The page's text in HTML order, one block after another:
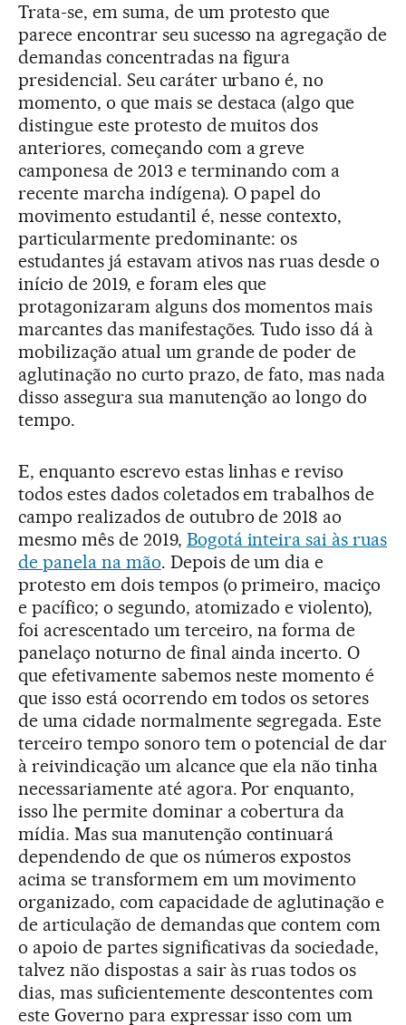
Trata-se, em suma, de um protesto que
parece encontrar seu sucesso na agregação de
demandas concentradas na figura
presidencial. Seu caráter urbano é, no
momento, o que mais se destaca (algo que
distingue este protesto de muitos dos
anteriores, começando com a greve
camponesa de 2013 e terminando com a
recente marcha indígena). O papel do
movimento estudantil é, nesse contexto,
particularmente predominante: os
estudantes já estavam ativos nas ruas desde o
início de 2019, e foram eles que
protagonizaram alguns dos momentos mais
marcantes das manifestações. Tudo isso dá à
mobilização atual um grande de poder de
aglutinação no curto prazo, de fato, mas nada
disso assegura sua manutenção ao longo do
tempo.
E, enquanto escrevo estas linhas e reviso
todos estes dados coletados em trabalhos de
campo realizados de outubro de 2018 ao
mesmo mês de 2019, Bogotá inteira sai às ruas
de panela na mão. Depois de um dia e
protesto em dois tempos (o primeiro, maciço
e pacífico; o segundo, atomizado e violento),
foi acrescentado um terceiro, na forma de
panelaço noturno de final ainda incerto. O
que efetivamente sabemos neste momento é
que isso está ocorrendo em todos os setores
de uma cidade normalmente segregada. Este
terceiro tempo sonoro tem o potencial de dar
à reivindicação um alcance que ela não tinha
necessariamente até agora. Por enquanto,
isso lhe permite dominar a cobertura da
mídia. Mas sua manutenção continuará
dependendo de que os números expostos
acima se transformem em um movimento
organizado, com capacidade de aglutinação e
de articulação de demandas que contem com
o apoio de partes significativas da sociedade,
talvez não dispostas a sair às ruas todos os
dias, mas suficientemente descontentes com
este Governo para expressar isso com um